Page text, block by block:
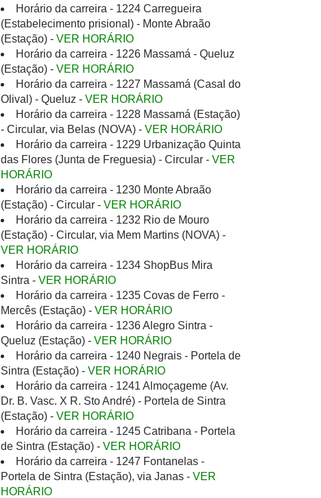
Horário da carreira - 1224 Carregueira
(Estabelecimento prisional) - Monte Abraão
(Estação) - VER HORÁRIO
Horário da carreira - 1226 Massamá - Queluz
(Estação) - VER HORÁRIO
Horário da carreira - 1227 Massamá (Casal do
Olival) - Queluz - VER HORÁRIO
Horário da carreira - 1228 Massamá (Estação)
- Circular, via Belas (NOVA) - VER HORÁRIO
Horário da carreira - 1229 Urbanização Quinta
das Flores (Junta de Freguesia) - Circular - VER
HORÁRIO
Horário da carreira - 1230 Monte Abraão
(Estação) - Circular - VER HORÁRIO
Horário da carreira - 1232 Rio de Mouro
(Estação) - Circular, via Mem Martins (NOVA) -
VER HORÁRIO
Horário da carreira - 1234 ShopBus Mira
Sintra - VER HORÁRIO
Horário da carreira - 1235 Covas de Ferro -
Mercês (Estação) - VER HORÁRIO
Horário da carreira - 1236 Alegro Sintra -
Queluz (Estação) - VER HORÁRIO
Horário da carreira - 1240 Negrais - Portela de
Sintra (Estação) - VER HORÁRIO
Horário da carreira - 1241 Almoçageme (Av.
Dr. B. Vasc. X R. Sto André) - Portela de Sintra
(Estação) - VER HORÁRIO
Horário da carreira - 1245 Catribana - Portela
de Sintra (Estação) - VER HORÁRIO
Horário da carreira - 1247 Fontanelas -
Portela de Sintra (Estação), via Janas - VER
HORÁRIO